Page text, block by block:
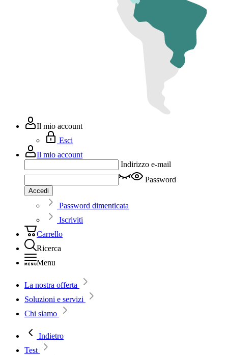
Il mio account
Esci
Il mio account
Indirizzo e-mail
Password
Accedi
Password dimenticata
Iscriviti
Carrello
Ricerca
Menu
La nostra offerta
Soluzioni e servizi
Chi siamo
Indietro
Test